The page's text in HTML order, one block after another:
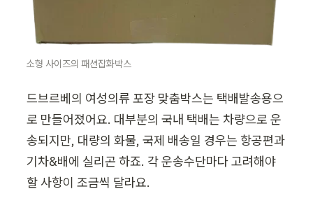
소형 사이즈의 패션잡화박스
드브르베의 여성의류 포장 맞춤박스는 택배발송용으
로 만들어졌어요. 대부분의 국내 택배는 차량으로 운
송되지만, 대량의 화물, 국제 배송일 경우는 항공편과
기차&배에 실리곤 하죠. 각 운송수단마다 고려해야
할 사항이 조금씩 달라요.